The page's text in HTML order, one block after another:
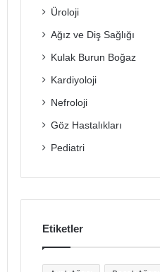
Üroloji
Ağız ve Diş Sağlığı
Kulak Burun Boğaz
Kardiyoloji
Nefroloji
Göz Hastalıkları
Pediatri
Etiketler